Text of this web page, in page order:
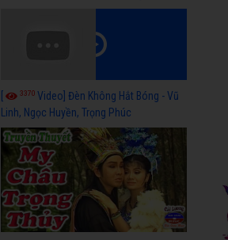
3370 Video] Đèn Không Hắt Bóng - Vũ
Linh, Ngọc Huyền, Trọng Phúc